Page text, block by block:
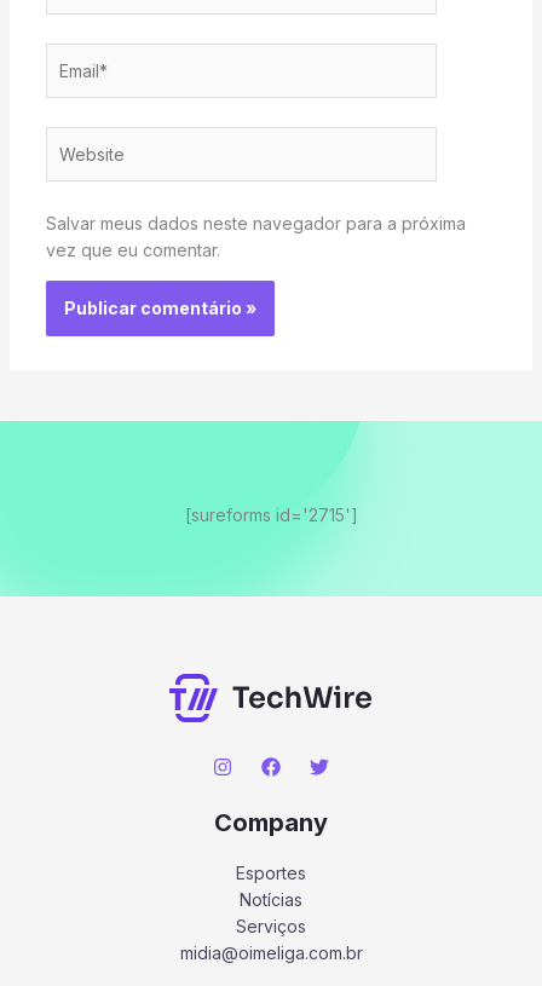
Salvar meus dados neste navegador para a próxima
vez que eu comentar.
[sureforms id='2715']
Company
Esportes
Notícias
Serviços
midia@oimeliga.com.br